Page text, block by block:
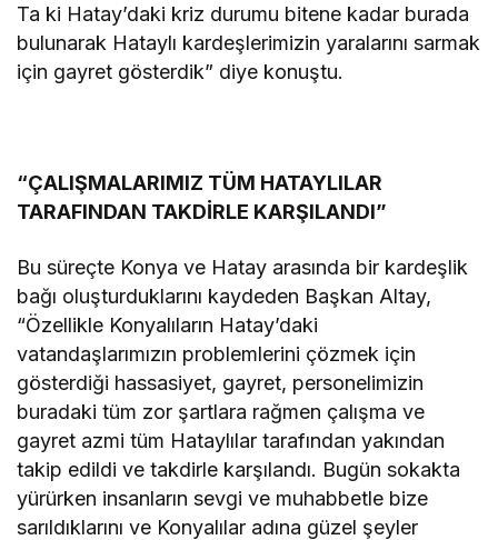
Ta ki Hatay’daki kriz durumu bitene kadar burada
bulunarak Hataylı kardeşlerimizin yaralarını sarmak
için gayret gösterdik” diye konuştu.
“ÇALIŞMALARIMIZ TÜM HATAYLILAR
TARAFINDAN TAKDİRLE KARŞILANDI”
Bu süreçte Konya ve Hatay arasında bir kardeşlik
bağı oluşturduklarını kaydeden Başkan Altay,
“Özellikle Konyalıların Hatay’daki
vatandaşlarımızın problemlerini çözmek için
gösterdiği hassasiyet, gayret, personelimizin
buradaki tüm zor şartlara rağmen çalışma ve
gayret azmi tüm Hataylılar tarafından yakından
takip edildi ve takdirle karşılandı. Bugün sokakta
yürürken insanların sevgi ve muhabbetle bize
sarıldıklarını ve Konyalılar adına güzel şeyler